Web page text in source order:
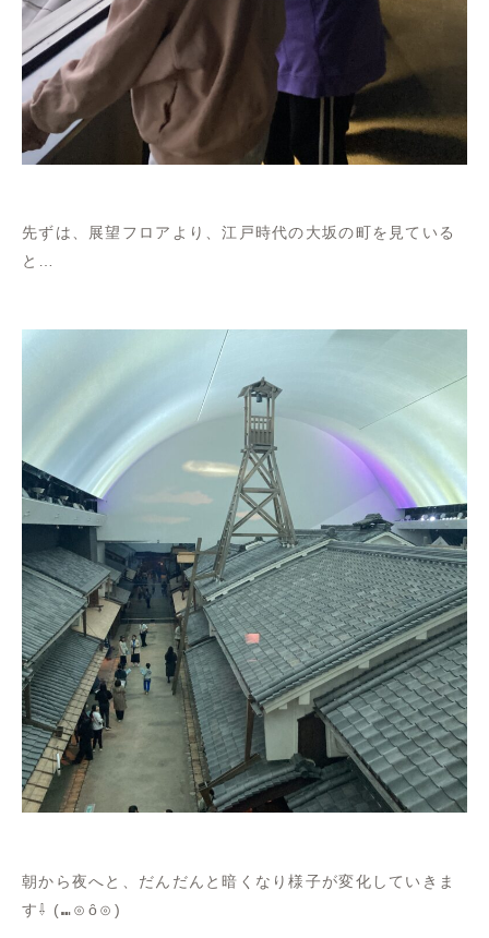
先ずは、展望フロアより、江戸時代の大坂の町を見ている
と…
朝から夜へと、だんだんと暗くなり様子が変化していきま
す⇩ (⁠⑉⁠⊙⁠ȏ⁠⊙⁠)